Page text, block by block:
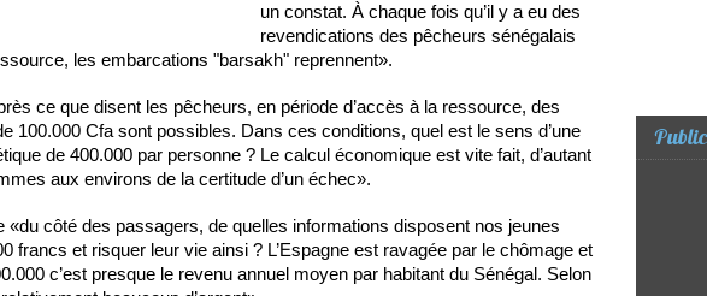
un constat. À chaque fois qu’il y a eu des
revendications des pêcheurs sénégalais
les embarcations "barsakh" reprennent».
ce que disent les pêcheurs, en période d’accès à la ressource, des
100.000 Cfa sont possibles. Dans ces conditions, quel est le sens d’une
de 400.000 par personne ? Le calcul économique est vite fait, d’autant
aux environs de la certitude d’un échec».
«du côté des passagers, de quelles informations disposent nos jeunes
francs et risquer leur vie ainsi ? L’Espagne est ravagée par le chômage et
c’est presque le revenu annuel moyen par habitant du Sénégal. Selon